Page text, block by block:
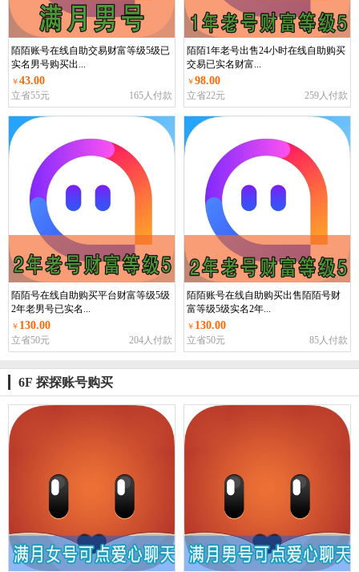
陌陌账号在线自助交易财富等级5级已
实名男号购买出...
￥43.00
立省55元 165人付款
陌陌1年老号出售24小时在线自助购买
交易已实名财富...
￥98.00
立省22元 259人付款
陌陌号在线自助购买平台财富等级5级
2年老男号已实名...
￥ 130.00
立省50元 204人付款
陌陌账号在线自助购买出售陌陌号财
富等级5级实名2年...
￥ 130.00
立省50元 85人付款
6F 探探账号购买